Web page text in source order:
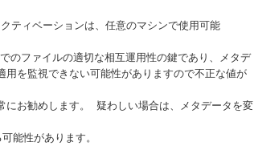
ティベーションは、任意のマシンで使用可能
のファイルの適切な相互運用性の鍵であり、メタデ
を監視できない可能性がありますので不正な値が
にお勧めします。 疑わしい場合は、メタデータを変
能性があります。